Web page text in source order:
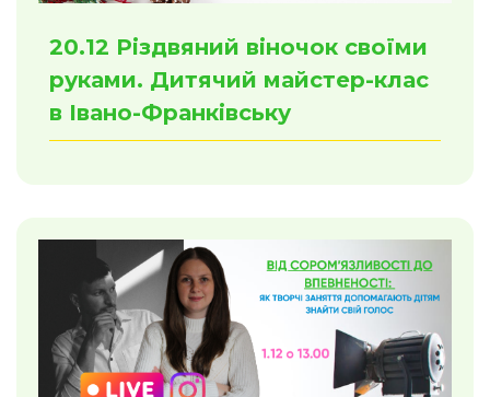
20.12 Різдвяний віночок своїми
руками. Дитячий майстер-клас
в Івано-Франківську